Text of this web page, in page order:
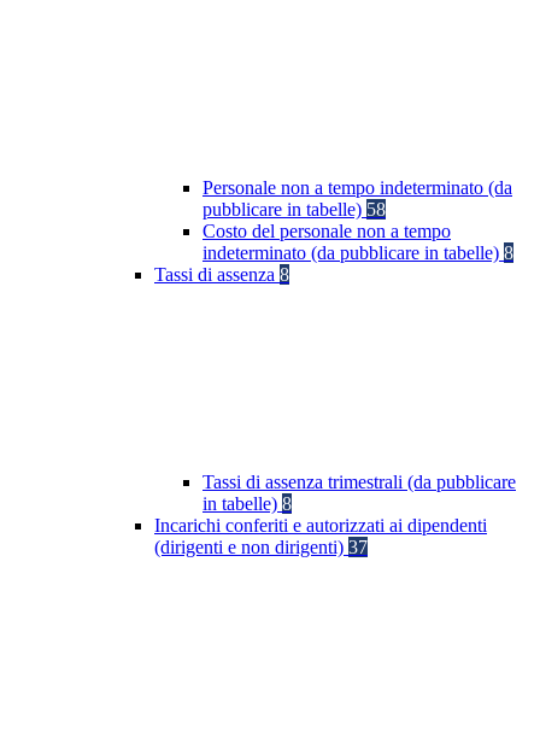
Personale non a tempo indeterminato (da
pubblicare in tabelle) 58
Costo del personale non a tempo
indeterminato (da pubblicare in tabelle) 8
Tassi di assenza 8
Tassi di assenza trimestrali (da pubblicare
in tabelle) 8
Incarichi conferiti e autorizzati ai dipendenti
(dirigenti e non dirigenti) 37